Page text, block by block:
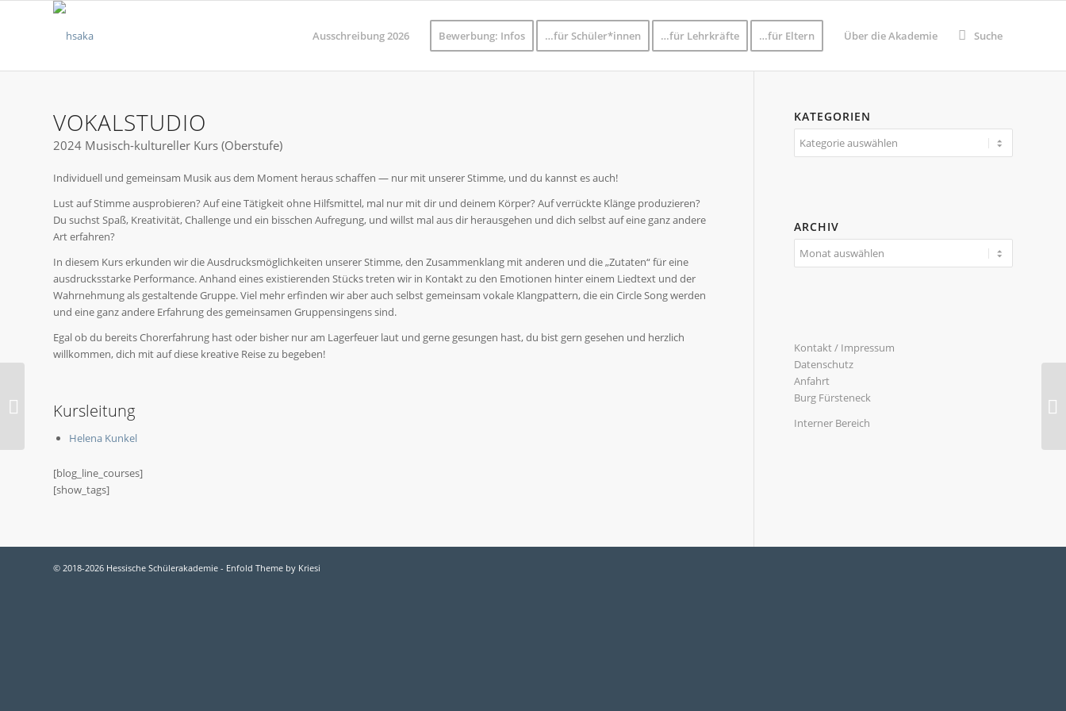
Ausschreibung 2026 Bewerbung: Infos …für Schüler*innen …für Lehrkräfte …für Eltern Über die Akademie Suche
VOKALSTUDIO
2024 Musisch-kultureller Kurs (Oberstufe)
Individuell und gemeinsam Musik aus dem Moment heraus schaffen — nur mit unserer Stimme, und du kannst es auch!
Lust auf Stimme ausprobieren? Auf eine Tätigkeit ohne Hilfsmittel, mal nur mit dir und deinem Körper? Auf verrückte Klänge produzieren?
Du suchst Spaß, Kreativität, Challenge und ein bisschen Aufregung, und willst mal aus dir herausgehen und dich selbst auf eine ganz andere
Art erfahren?
In diesem Kurs erkunden wir die Ausdrucksmöglichkeiten unserer Stimme, den Zusammenklang mit anderen und die „Zutaten“ für eine
ausdrucksstarke Performance. Anhand eines existierenden Stücks treten wir in Kontakt zu den Emotionen hinter einem Liedtext und der
Wahrnehmung als gestaltende Gruppe. Viel mehr erfinden wir aber auch selbst gemeinsam vokale Klangpattern, die ein Circle Song werden
und eine ganz andere Erfahrung des gemeinsamen Gruppensingens sind.
Egal ob du bereits Chorerfahrung hast oder bisher nur am Lagerfeuer laut und gerne gesungen hast, du bist gern gesehen und herzlich
willkommen, dich mit auf diese kreative Reise zu begeben!
Kursleitung
Helena Kunkel
[blog_line_courses]
[show_tags]
KATEGORIEN
Kategorien
ARCHIV
Kontakt / Impressum
Datenschutz
Anfahrt
Burg Fürsteneck
Interner Bereich
© 2018-2026 Hessische Schülerakademie - Enfold Theme by Kriesi
Sound Experience